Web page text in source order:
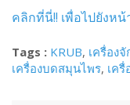
คลิกที่นี่!! เพื่อไปยังหน้
Tags : KRUB, เครื่อง
เครื่องบดสมุนไพร, เค